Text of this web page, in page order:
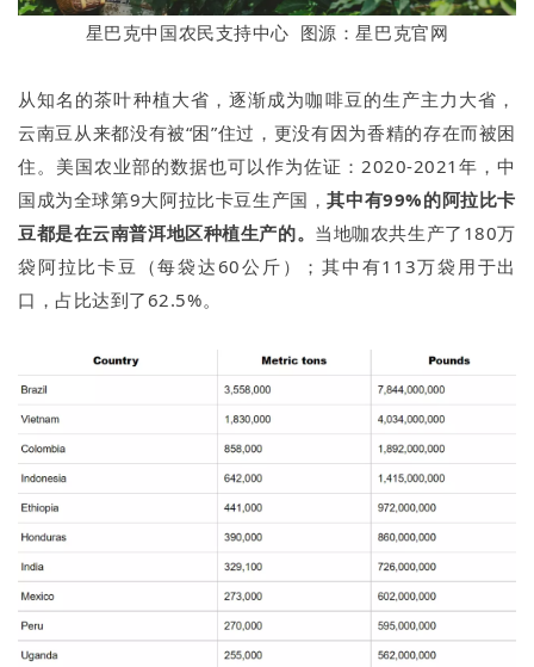
星巴克中国农民支持中心 图源：星巴克官网
从知名的茶叶种植大省，逐渐成为咖啡豆的生产主力大省，
云南豆从来都没有被“困”住过，更没有因为香精的存在而被困
住。美国农业部的数据也可以作为佐证：2020-2021年，中
国成为全球第9大阿拉比卡豆生产国，其中有99%的阿拉比卡
豆都是在云南普洱地区种植生产的。 当地咖农共生产了180万
袋阿拉比卡豆（每袋达60公斤）；其中有113万袋用于出
口，占比达到了62.5%。